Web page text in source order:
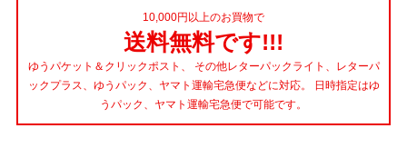
10,000円以上のお買物で
送料無料です!!!
ゆうパケット＆クリックポスト、 その他レターパックライト、レターパ
ックプラス、ゆうパック、ヤマト運輸宅急便などに対応。 日時指定はゆ
うパック、ヤマト運輸宅急便で可能です。